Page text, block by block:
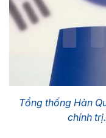
Tổng thống Hàn
chính